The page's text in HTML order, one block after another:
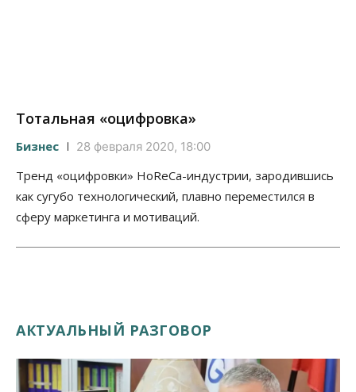
Тотальная «оцифровка»
Бизнес 28 февраля 2020, 18:00
Тренд «оцифровки» HoReCa-индустрии, зародившись
как сугубо технологический, плавно переместился в
сферу маркетинга и мотиваций.
АКТУАЛЬНЫЙ РАЗГОВОР